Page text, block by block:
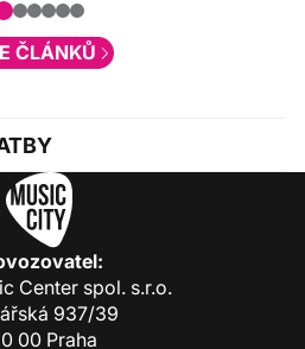
ČLÁNKŮ
Center spol. s.r.o.
937/39
00 Praha